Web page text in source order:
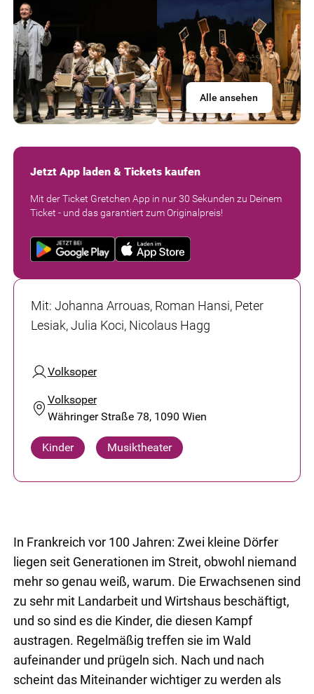
Alle ansehen
Jetzt App laden & Tickets kaufen
Mit der Ticket Gretchen App in nur 30 Sekunden zu Deinem
Ticket - und das garantiert zum Originalpreis!
Mit: Johanna Arrouas, Roman Hansi, Peter
Lesiak, Julia Koci, Nicolaus Hagg
Volksoper
Volksoper
Währinger Straße 78, 1090 Wien
Kinder Musiktheater
In Frankreich vor 100 Jahren: Zwei kleine Dörfer
liegen seit Generationen im Streit, obwohl niemand
mehr so genau weiß, warum. Die Erwachsenen sind
zu sehr mit Landarbeit und Wirtshaus beschäftigt,
und so sind es die Kinder, die diesen Kampf
austragen. Regelmäßig treffen sie im Wald
aufeinander und prügeln sich. Nach und nach
scheint das Miteinander wichtiger zu werden als